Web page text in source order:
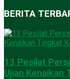
BERITA
13 Pesilat
Ujian Kenaikan